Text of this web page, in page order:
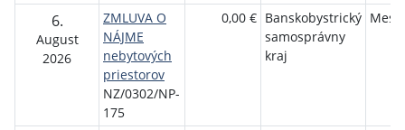
6.
August
2026
ZMLUVA O
NÁJME
nebytových
priestorov
NZ/0302/NP-
175
0,00 € Banskobystrický
samosprávny
kraj